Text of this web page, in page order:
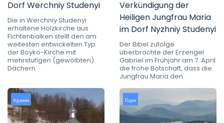
Dorf Werchniy Studenyi
Die in Werchniy Studenyi
erhaltene Holzkirche aus
Fichtenbalken stellt den am
weitesten entwickelten Typ
der Boyko-Kirche mit
mehrstufigen (gewölbten)
Dächern
Verkündigung der
Heiligen Jungfrau Maria
im Dorf Nyzhniy Studenyi
Der Bibel zufolge
überbrachte der Erzengel
Gabriel im Frühjahr am 7. April
die frohe Botschaft, dass die
Jungfrau Maria den
Храми Гори